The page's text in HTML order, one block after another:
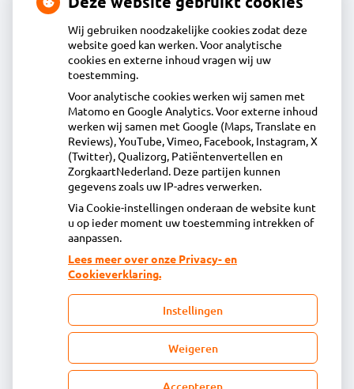
Apotheek Wormer
Zandweg 4, 1531 AN Wormer
075 - 642 17 00
vragen@apotheekwormer.nl
Inschrijven
Centrale administratie
Heeft u vragen of opmerkingen over uw
toegestuurde rekening van de apotheek?
declaratie@acdaphagroep.nl
Wij gebruiken noodzakelijke cookies zodat deze
website goed kan werken. Voor analytische
cookies en externe inhoud vragen wij uw
toestemming.
Voor analytische cookies werken wij samen met
Matomo en Google Analytics. Voor externe inhoud
werken wij samen met Google (Maps, Translate en
Reviews), YouTube, Vimeo, Facebook, Instagram, X
(Twitter), Qualizorg, Patiëntenvertellen en
ZorgkaartNederland. Deze partijen kunnen
gegevens zoals uw IP-adres verwerken.
Via Cookie-instellingen onderaan de website kunt
u op ieder moment uw toestemming intrekken of
aanpassen.
Lees meer over onze Privacy- en
Cookieverklaring.
Instellingen
Weigeren
Accepteren